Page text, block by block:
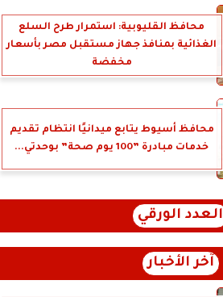
محافظ القليوبية: استمرار طرح السلع
الغذائية بمنافذ جهاز مستقبل مصر بأسعار
مخفضة
محافظ أسيوط يتابع ميدانيًا انتظام تقديم
خدمات مبادرة ”100 يوم صحة” بوحدتي...
العدد الورقي
آخر الأخبار